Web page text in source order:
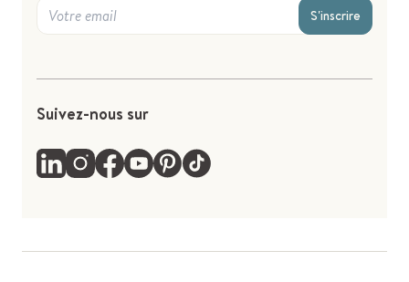
S'inscrire
Suivez-nous sur